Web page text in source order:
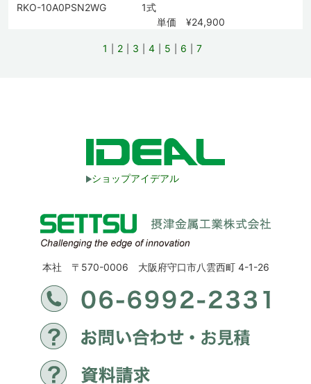
RKO-10A0PSN2WG
1式
単価 ¥24,900
1 2 3 4 5 6 7
ショップアイデアル
本社 〒570-0006 大阪府守口市八雲西町 4-1-26